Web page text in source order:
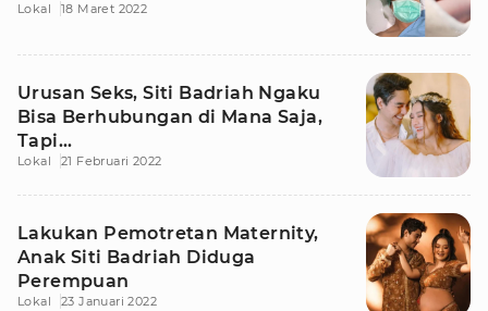
Lokal 18 Maret 2022
Urusan Seks, Siti Badriah Ngaku
Bisa Berhubungan di Mana Saja,
Tapi...
Lokal 21 Februari 2022
Lakukan Pemotretan Maternity,
Anak Siti Badriah Diduga
Perempuan
Lokal 23 Januari 2022